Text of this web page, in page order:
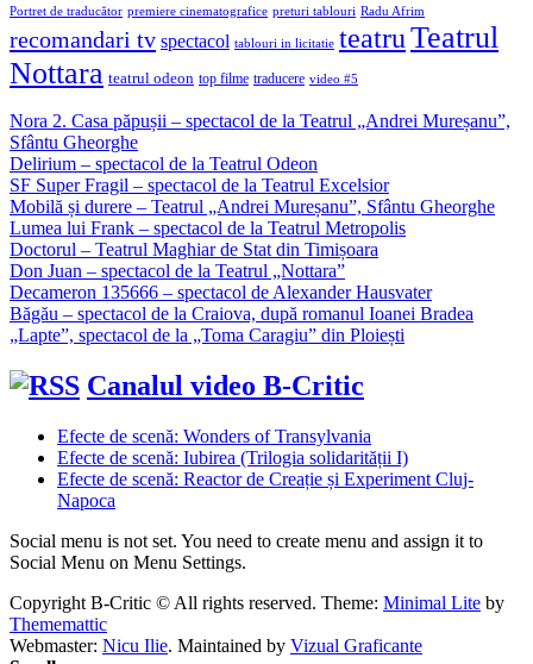
Portret de traducător premiere cinematografice preturi tablouri Radu Afrim
recomandari tv spectacol tablouri in licitatie teatruTeatrul
Nottara teatrul odeon top filme traducere video #5
Nora 2. Casa păpușii – spectacol de la Teatrul „Andrei Mureșanu”,
Sfântu Gheorghe
Delirium – spectacol de la Teatrul Odeon
SF Super Fragil – spectacol de la Teatrul Excelsior
Mobilă și durere – Teatrul „Andrei Mureșanu”, Sfântu Gheorghe
Lumea lui Frank – spectacol de la Teatrul Metropolis
Doctorul – Teatrul Maghiar de Stat din Timișoara
Don Juan – spectacol de la Teatrul „Nottara”
Decameron 135666 – spectacol de Alexander Hausvater
Băgău – spectacol de la Craiova, după romanul Ioanei Bradea
„Lapte”, spectacol de la „Toma Caragiu” din Ploiești
Canalul video B-Critic
Efecte de scenă: Wonders of Transylvania
Efecte de scenă: Iubirea (Trilogia solidarității I)
Efecte de scenă: Reactor de Creație și Experiment Cluj-
Napoca
Social menu is not set. You need to create menu and assign it to
Social Menu on Menu Settings.
Copyright B-Critic © All rights reserved. Theme: Minimal Lite by
Thememattic
Webmaster: Nicu Ilie. Maintained by Vizual Graficante